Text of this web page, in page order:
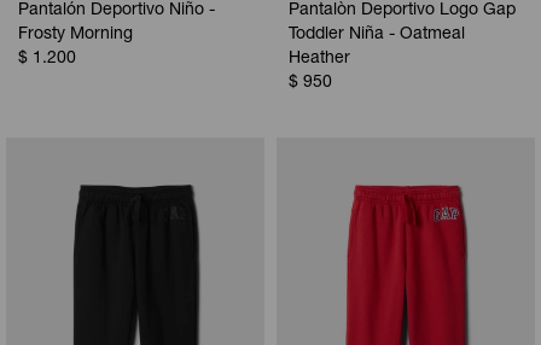
Pantalón Deportivo Niño -
Frosty Morning
$ 1.200
Pantalòn Deportivo Logo Gap
Toddler Niña - Oatmeal
Heather
$ 950